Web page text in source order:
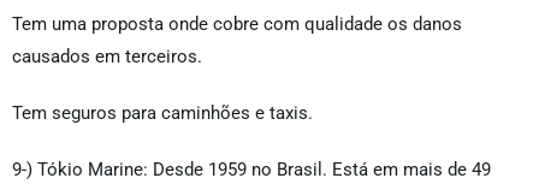
Tem uma proposta onde cobre com qualidade os danos
causados em terceiros.
Tem seguros para caminhões e taxis.
9-) Tókio Marine: Desde 1959 no Brasil. Está em mais de 49